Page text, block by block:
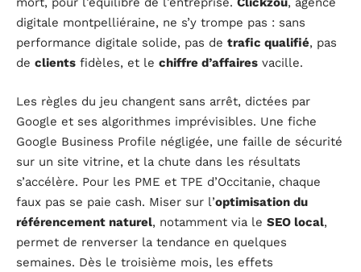
digitale montpelliéraine, ne s’y trompe pas : sans
performance digitale solide, pas de trafic qualifié, pas
de clients fidèles, et le chiffre d’affaires vacille.
Les règles du jeu changent sans arrêt, dictées par
Google et ses algorithmes imprévisibles. Une fiche
Google Business Profile négligée, une faille de sécurité
sur un site vitrine, et la chute dans les résultats
s’accélère. Pour les PME et TPE d’Occitanie, chaque
faux pas se paie cash. Miser sur l’optimisation du
référencement naturel, notamment via le SEO local,
permet de renverser la tendance en quelques
semaines. Dès le troisième mois, les effets